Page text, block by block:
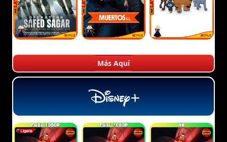
Más Aquí